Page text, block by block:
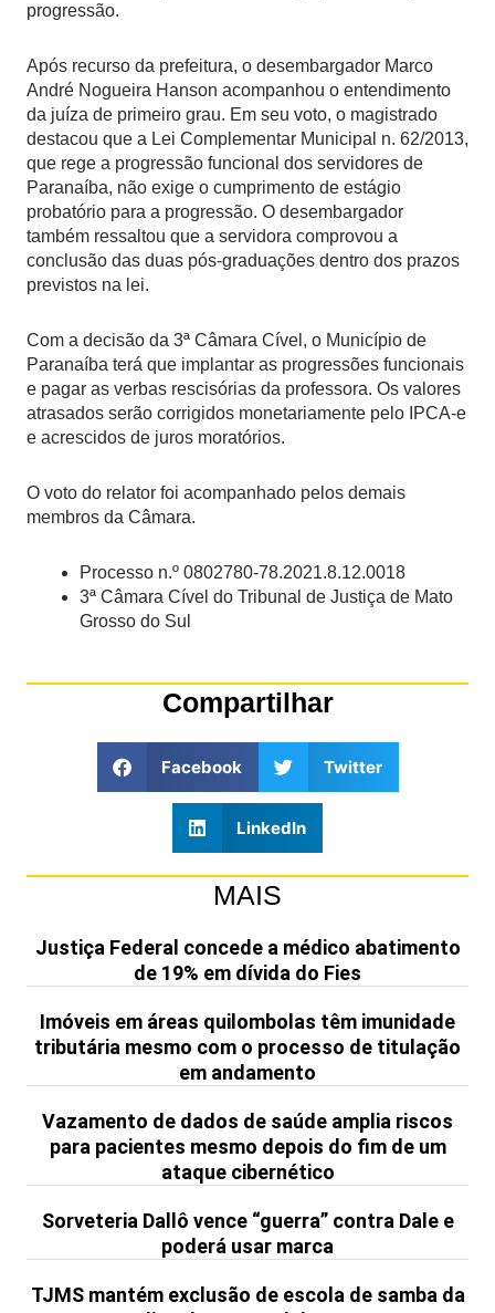
progressão.
Após recurso da prefeitura, o desembargador Marco
André Nogueira Hanson acompanhou o entendimento
da juíza de primeiro grau. Em seu voto, o magistrado
destacou que a Lei Complementar Municipal n. 62/2013,
que rege a progressão funcional dos servidores de
Paranaíba, não exige o cumprimento de estágio
probatório para a progressão. O desembargador
também ressaltou que a servidora comprovou a
conclusão das duas pós-graduações dentro dos prazos
previstos na lei.
Com a decisão da 3ª Câmara Cível, o Município de
Paranaíba terá que implantar as progressões funcionais
e pagar as verbas rescisórias da professora. Os valores
atrasados serão corrigidos monetariamente pelo IPCA-e
e acrescidos de juros moratórios.
O voto do relator foi acompanhado pelos demais
membros da Câmara.
Processo n.º 0802780-78.2021.8.12.0018
3ª Câmara Cível do Tribunal de Justiça de Mato
Grosso do Sul
Compartilhar
Facebook Twitter
LinkedIn
MAIS
Justiça Federal concede a médico abatimento
de 19% em dívida do Fies
Imóveis em áreas quilombolas têm imunidade
tributária mesmo com o processo de titulação
em andamento
Vazamento de dados de saúde amplia riscos
para pacientes mesmo depois do fim de um
ataque cibernético
Sorveteria Dallô vence “guerra” contra Dale e
poderá usar marca
TJMS mantém exclusão de escola de samba da